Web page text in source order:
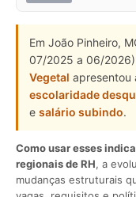
Em João Pinheiro,
07/2025 a 06/
Vegetal apresentou
escolaridade
e salário subindo.
Como usar esses
regionais de RH, a
mudanças estruturais